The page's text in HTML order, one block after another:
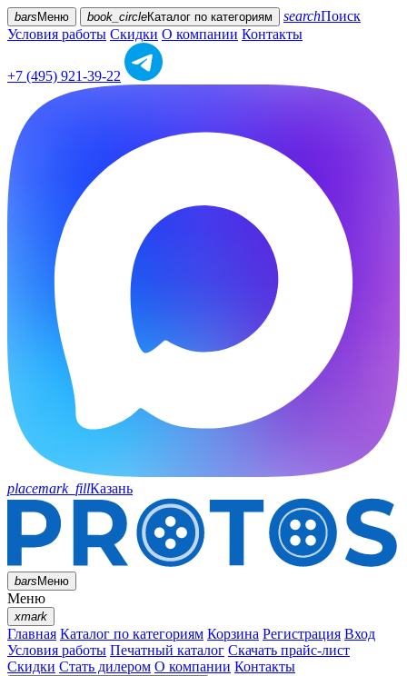
bars Меню book_circleКаталог по категориям searchПоиск
Условия работы Скидки О компании Контакты
+7 (495) 921-39-22
placemark_fillКазань
barsМеню
Меню
xmark
Главная Каталог по категориям Корзина Регистрация Вход
Условия работы Печатный каталог Скачать прайс-лист
Скидки Стать дилером О компании Контакты